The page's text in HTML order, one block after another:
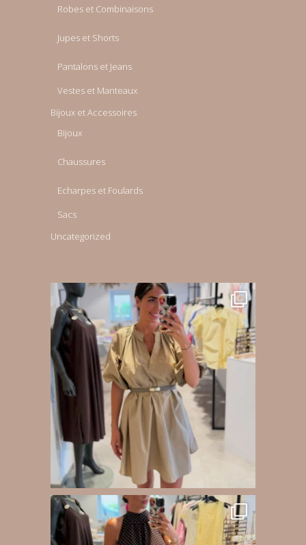
Robes et Combinaisons
Jupes et Shorts
Pantalons et Jeans
Vestes et Manteaux
Bijoux et Accessoires
Bijoux
Chaussures
Echarpes et Foulards
Sacs
Uncategorized